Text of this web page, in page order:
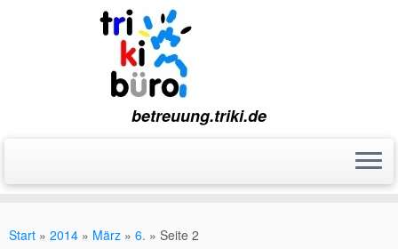
Inhalt
betreuung.triki.de
Start » 2014 » März » 6. » Seite 2